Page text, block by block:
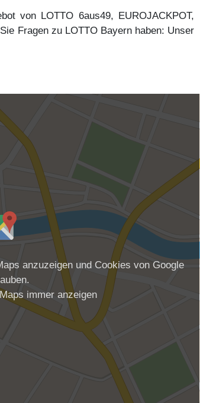
von LOTTO 6aus49, EUROJACKPOT,
Fragen zu LOTTO Bayern haben: Unser
anzuzeigen und Cookies von Google
immer anzeigen